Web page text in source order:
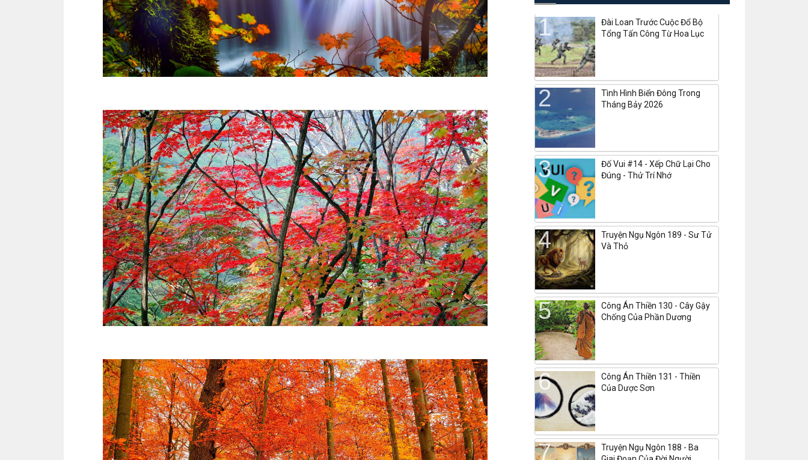
Đài Loan Trước Cuộc Đổ Bộ
Tổng Tấn Công Từ Hoa Lục
Tình Hình Biển Đông Trong
Tháng Bảy 2026
Đố Vui #14 - Xếp Chữ Lại Cho
Đúng - Thử Trí Nhớ
Truyện Ngụ Ngôn 189 - Sư Tử
Và Thỏ
Công Án Thiền 130 - Cây Gậy
Chống Của Phần Dương
Công Án Thiền 131 - Thiền
Của Dược Sơn
Truyện Ngụ Ngôn 188 - Ba